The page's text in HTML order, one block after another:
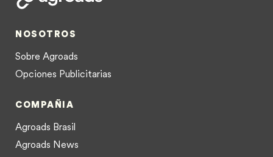
NOSOTROS
Sobre Agroads
Opciones Publicitarias
COMPAÑIA
Agroads Brasil
Agroads News